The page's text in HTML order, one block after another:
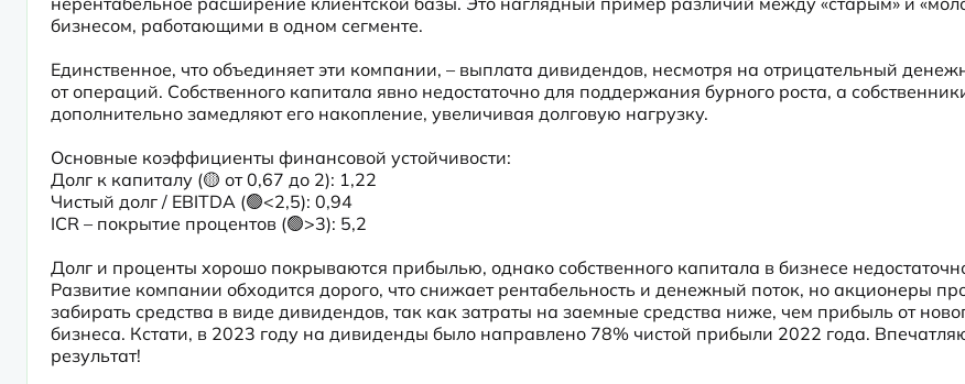
бизнесом, работающими в одном сегменте.
Единственное, что объединяет эти компании, – выплата дивидендов, несмотря на отрицательный
от операций. Собственного капитала явно недостаточно для поддержания бурного роста, а
дополнительно замедляют его накопление, увеличивая долговую нагрузку.
Основные коэффициенты финансовой устойчивости:
Долг к капиталу (🟡 от 0,67 до 2): 1,22
Чистый долг / EBITDA (🟢<2,5): 0,94
ICR – покрытие процентов (🟢>3): 5,2
Долг и проценты хорошо покрываются прибылью, однако собственного капитала в бизнесе
Развитие компании обходится дорого, что снижает рентабельность и денежный поток, но акционеры
забирать средства в виде дивидендов, так как затраты на заемные средства ниже, чем прибыль от
бизнеса. Кстати, в 2023 году на дивиденды было направлено 78% чистой прибыли 2022 года.
результат!